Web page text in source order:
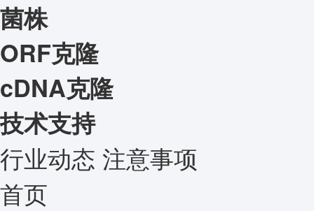
菌株
ORF克隆
cDNA克隆
技术支持
行业动态 注意事项
首页